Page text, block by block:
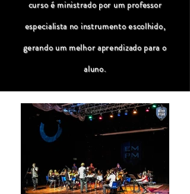
curso é ministrado por um professor
especialista no instrumento escolhido,
gerando um melhor aprendizado para o
aluno.